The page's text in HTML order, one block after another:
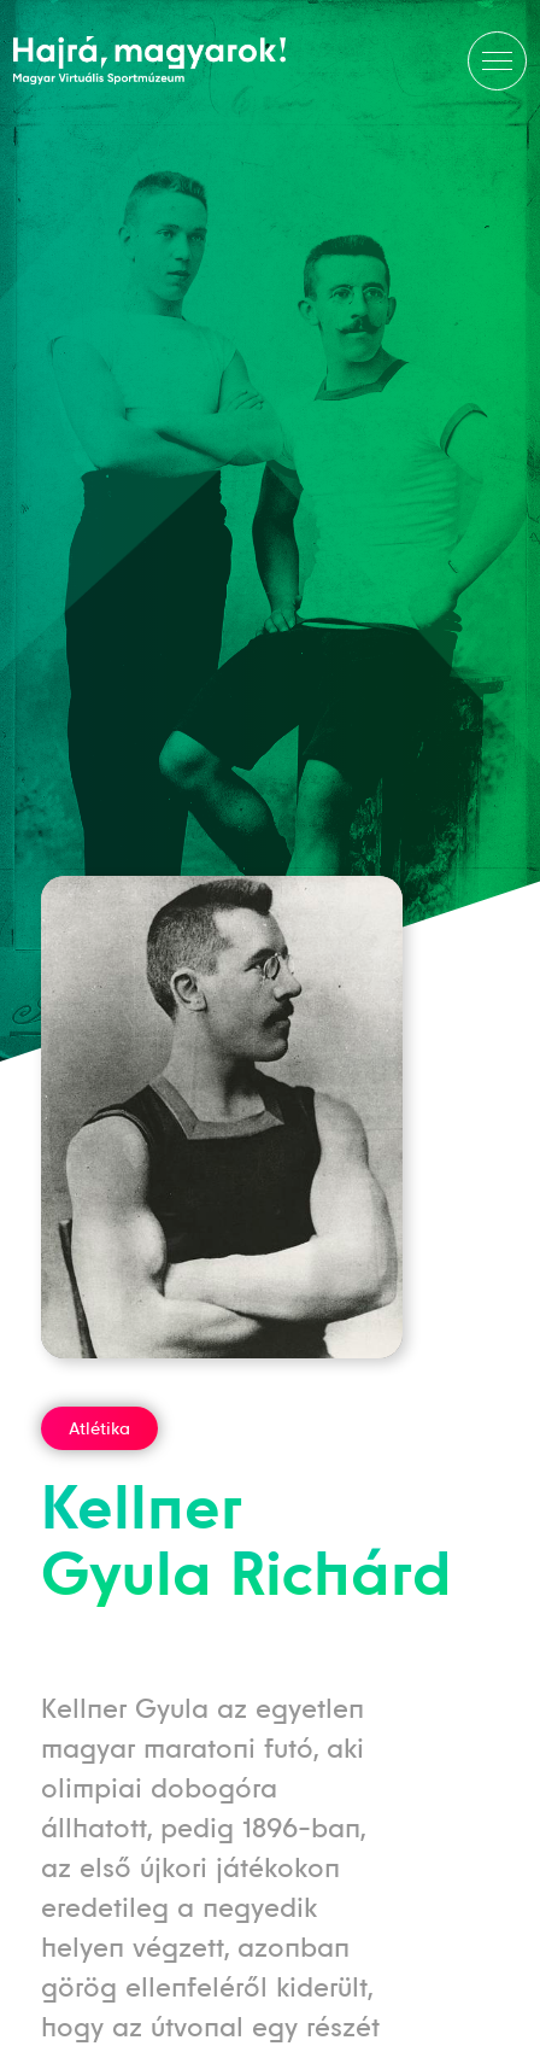
Atlétika
Kellner
Gyula Richárd
Kellner Gyula az egyetlen
magyar maratoni futó, aki
olimpiai dobogóra
állhatott, pedig 1896-ban,
az első újkori játékokon
eredetileg a negyedik
helyen végzett, azonban
görög ellenfeléről kiderült,
hogy az útvonal egy részét